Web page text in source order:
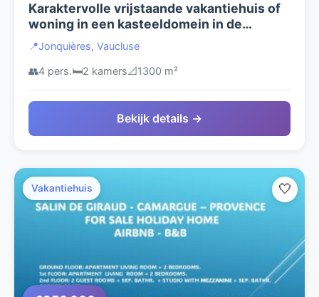
Karaktervolle vrijstaande vakantiehuis of
woning in een kasteeldomein in de
Provence
📍Jonquières, Vaucluse
👥4 pers.🛏️2 kamers📐1300 m²
Bekijk details →
Vakantiehuis 🤍